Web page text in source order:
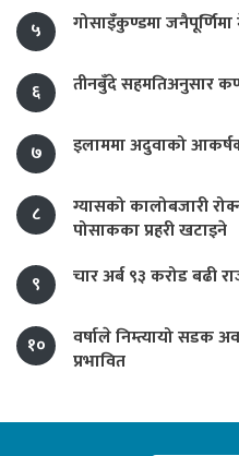
५ गोसाइँकुण्डमा
६ तीनबुँदे सहमतिअनुसार
७ इलाममा अदुवाको
८
ग्यासको कालोबजारी
पोसाकका प्रहरी खटाइने
९
चार अर्ब ९३ करोड बढी
१०
वर्षाले निम्त्यायो सडक
प्रभावित